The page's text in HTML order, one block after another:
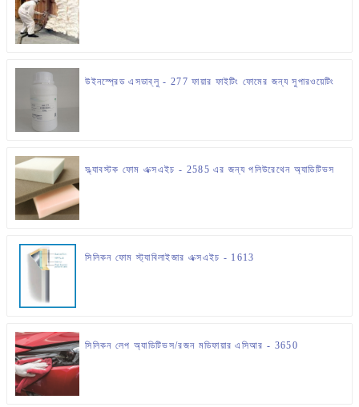
উইনস্প্রেড এসডাব্লু - 277 ফায়ার ফাইটিং ফোমের জন্য সুপারওয়েটিং
স্ল্যাবস্টক ফোম এক্সএইচ - 2585 এর জন্য পলিউরেথেন অ্যাডিটিভস
সিলিকন ফোম স্ট্যাবিলাইজার এক্সএইচ - 1613
সিলিকন লেপ অ্যাডিটিভস/রজন মডিফায়ার এসিআর - 3650